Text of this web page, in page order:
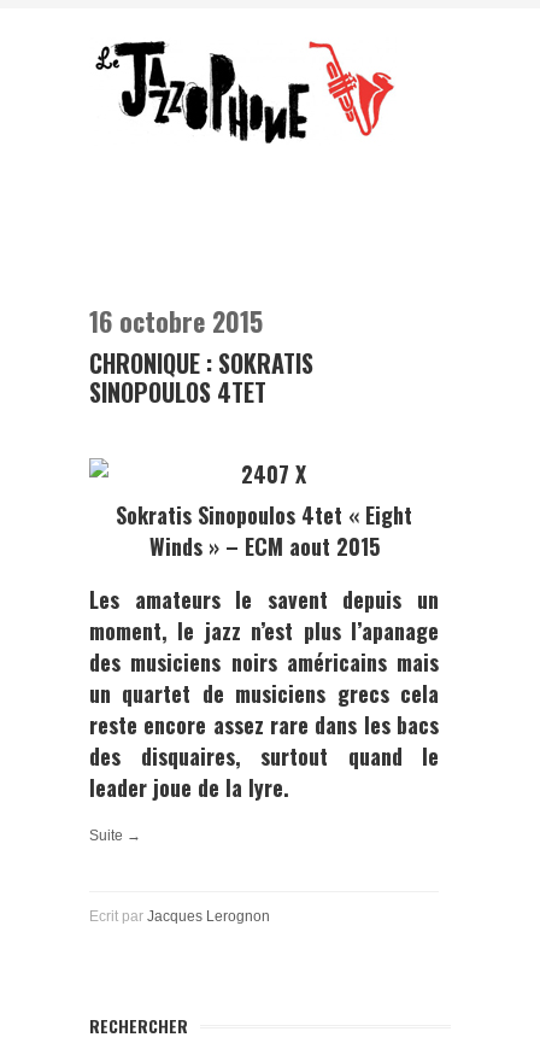
16 octobre 2015
CHRONIQUE : SOKRATIS
SINOPOULOS 4TET
Sokratis Sinopoulos 4tet « Eight
Winds » – ECM aout 2015
Les amateurs le savent depuis un
moment, le jazz n’est plus l’apanage
des musiciens noirs américains mais
un quartet de musiciens grecs cela
reste encore assez rare dans les bacs
des disquaires, surtout quand le
leader joue de la lyre.
Suite →
Ecrit par Jacques Lerognon
RECHERCHER